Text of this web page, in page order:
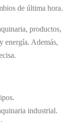
de última hora.
productos,
energía. Además,
industrial.